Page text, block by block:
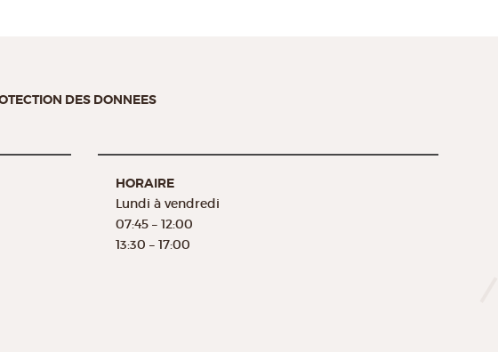
DES DONNEES
HORAIRE
Lundi à vendredi
07:45 – 12:00
13:30 – 17:00